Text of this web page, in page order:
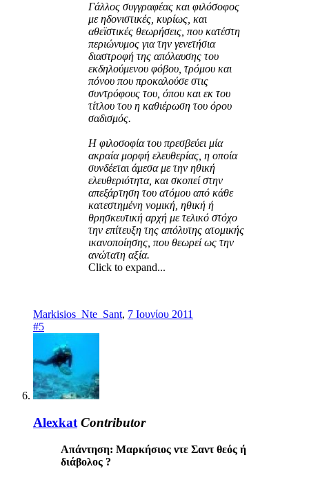
Γάλλος συγγραφέας και φιλόσοφος
με ηδονιστικές, κυρίως, και
αθεϊστικές θεωρήσεις, που κατέστη
περιώνυμος για την γενετήσια
διαστροφή της απόλαυσης του
εκδηλούμενου φόβου, τρόμου και
πόνου που προκαλούσε στις
συντρόφους του, όπου και εκ του
τίτλου του η καθιέρωση του όρου
σαδισμός.
Η φιλοσοφία του πρεσβεύει μία
ακραία μορφή ελευθερίας, η οποία
συνδέεται άμεσα με την ηθική
ελευθεριότητα, και σκοπεί στην
απεξάρτηση του ατόμου από κάθε
κατεστημένη νομική, ηθική ή
θρησκευτική αρχή με τελικό στόχο
την επίτευξη της απόλυτης ατομικής
ικανοποίησης, που θεωρεί ως την
ανώτατη αξία.
Click to expand...
Markisios_Nte_Sant, 7 Ιουνίου 2011
#5
Alexkat Contributor
Απάντηση: Mαρκήσιος ντε Σαντ θεός ή
διάβολος ?